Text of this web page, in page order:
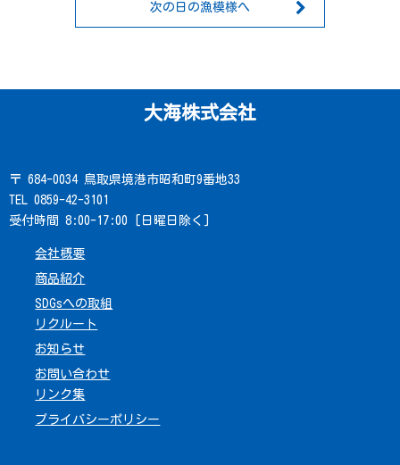
次の日の漁模様へ
大海株式会社
〒 684-0034 鳥取県境港市昭和町9番地33
TEL 0859-42-3101
受付時間 8:00-17:00 [日曜日除く]
会社概要
商品紹介
SDGsへの取組
リクルート
お知らせ
お問い合わせ
リンク集
プライバシーポリシー